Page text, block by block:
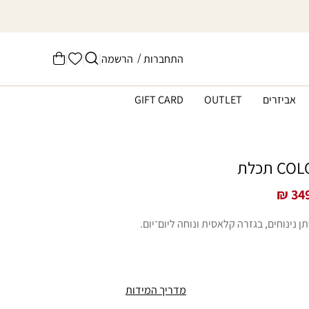
התחברות/ הרשמה הרשימה
שלי עֲגָלָה
אביזרים OUTLET
GIFT CARD
נינוחים, בגזרה קלאסית ונוחה ליום־יום.
מדריך המידות